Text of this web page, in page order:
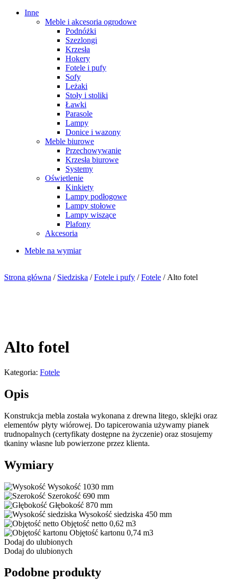
Inne
Meble i akcesoria ogrodowe
Podnóżki
Szezlongi
Krzesła
Hokery
Fotele i pufy
Sofy
Leżaki
Stoły i stoliki
Ławki
Parasole
Lampy
Donice i wazony
Meble biurowe
Przechowywanie
Krzesła biurowe
Systemy
Oświetlenie
Kinkiety
Lampy podłogowe
Lampy stołowe
Lampy wiszące
Plafony
Akcesoria
Meble na wymiar
Strona główna / Siedziska /Fotele i pufy /Fotele / Alto fotel
Alto fotel
Kategoria: Fotele
Opis
Konstrukcja mebla została wykonana z drewna litego, sklejki oraz
elementów płyty wiórowej. Do tapicerowania używamy pianek
trudnopalnych (certyfikaty dostępne na życzenie) oraz stosujemy
tkaniny własne lub powierzone przez klienta.
Wymiary
Wysokość 1030 mm
Szerokość 690 mm
Głębokość 870 mm
Wysokość siedziska 450 mm
Objętość netto 0,62 m3
Objętość kartonu 0,74 m3
Dodaj do ulubionych
Dodaj do ulubionych
Podobne produkty